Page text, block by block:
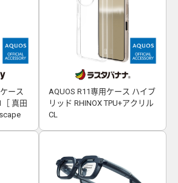
ース
［ 真田
AQUOS R11専用ケース ハイブ
リッド RHINOX TPU+アクリル
CL